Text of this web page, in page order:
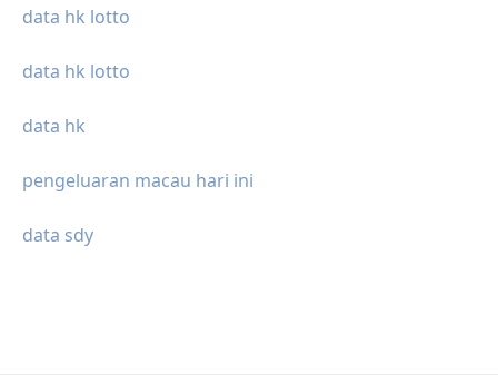
data hk lotto
data hk lotto
data hk
pengeluaran macau hari ini
data sdy